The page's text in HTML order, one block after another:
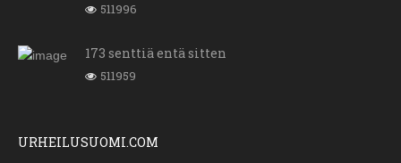
511996
173 senttiä entä sitten
511959
URHEILUSUOMI.COM